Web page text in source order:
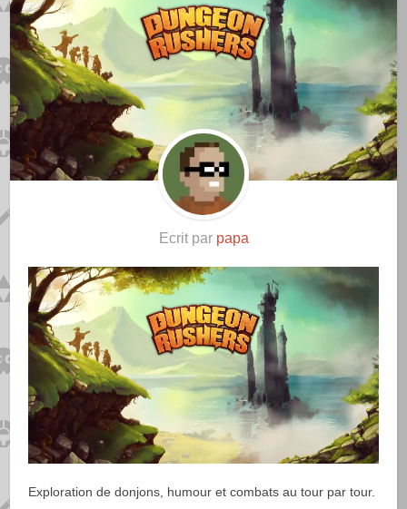
Ecrit par papa
Exploration de donjons, humour et combats au tour par tour.